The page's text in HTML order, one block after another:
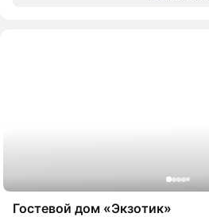
Гостевой дом «Экзотик»